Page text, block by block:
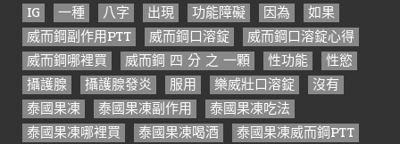
IG 一種 八字 出現 功能障礙 因為
如果
威而鋼副作用PTT
威而鋼口溶錠
威而鋼口溶錠心得
威而鋼哪裡買
威而鋼 四 分 之 一顆 性功能
性慾
攝護腺
攝護腺發炎 服用 樂威壯口溶錠
沒有
泰國果凍
泰國果凍副作用
泰國果凍吃法
泰國果凍哪裡買
泰國果凍喝酒
泰國果凍威而鋼PTT